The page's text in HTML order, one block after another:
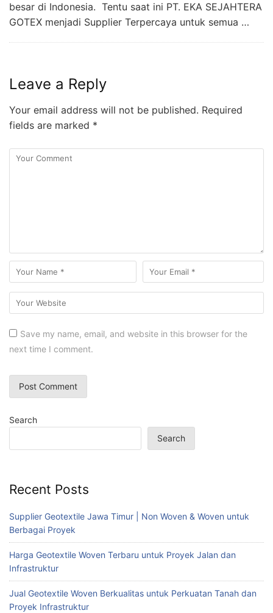
besar di Indonesia. Tentu saat ini PT. EKA SEJAHTERA
GOTEX menjadi Supplier Terpercaya untuk semua …
Leave a Reply
Your email address will not be published. Required
fields are marked *
Save my name, email, and website in this browser for the
next time I comment.
Search
Search
Recent Posts
Supplier Geotextile Jawa Timur | Non Woven & Woven untuk
Berbagai Proyek
Harga Geotextile Woven Terbaru untuk Proyek Jalan dan
Infrastruktur
Jual Geotextile Woven Berkualitas untuk Perkuatan Tanah dan
Proyek Infrastruktur